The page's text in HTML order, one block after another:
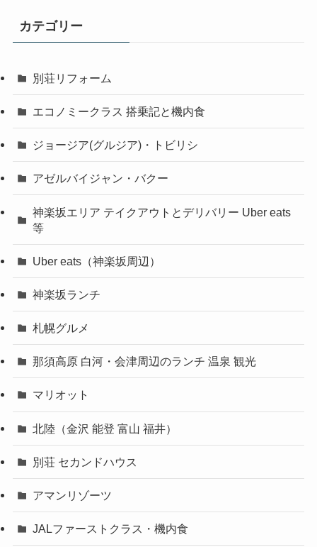
カテゴリー
別荘リフォーム
エコノミークラス 搭乗記と機内食
ジョージア(グルジア)・トビリシ
アゼルバイジャン・バクー
神楽坂エリア テイクアウトとデリバリー Uber eats
等
Uber eats（神楽坂周辺）
神楽坂ランチ
札幌グルメ
那須高原 白河・会津周辺のランチ 温泉 観光
マリオット
北陸（金沢 能登 富山 福井）
別荘 セカンドハウス
アマンリゾーツ
JALファーストクラス・機内食